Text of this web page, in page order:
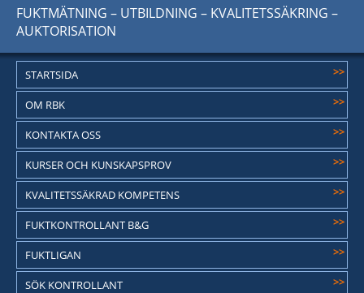
FUKTMÄTNING – UTBILDNING – KVALITETSSÄKRING –
AUKTORISATION
STARTSIDA >>
OM RBK >>
KONTAKTA OSS >>
KURSER OCH KUNSKAPSPROV >>
KVALITETSSÄKRAD KOMPETENS >>
FUKTKONTROLLANT B&G >>
FUKTLIGAN >>
SÖK KONTROLLANT >>